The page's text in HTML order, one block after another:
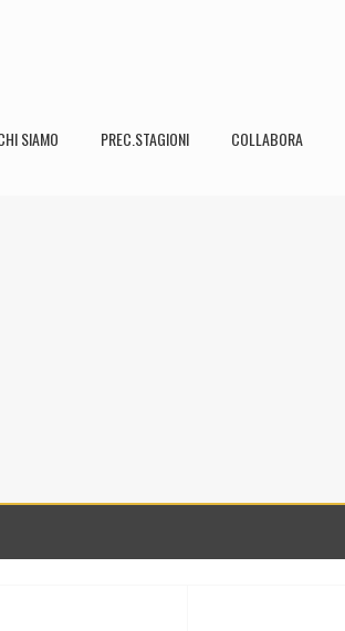
SIAMO PREC.STAGIONI COLLABORA